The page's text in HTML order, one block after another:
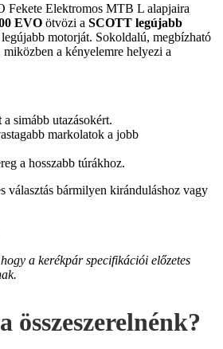
Fekete Elektromos MTB L alapjaira
EVO ötvözi a SCOTT legújabb
legújabb motorját. Sokoldalú, megbízható
a kényelemre helyezi a
a simább utazásokért.
markolatok a jobb
a hosszabb túrákhoz.
választás bármilyen kiránduláshoz vagy
a kerékpár specifikációi előzetes
összeszerelnénk?